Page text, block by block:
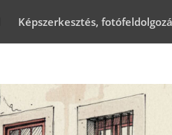
Képszerkesztés,